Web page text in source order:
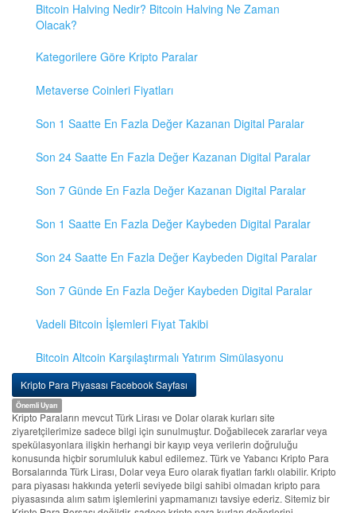
Bitcoin Halving Nedir? Bitcoin Halving Ne Zaman
Olacak?
Kategorilere Göre Kripto Paralar
Metaverse Coinleri Fiyatları
Son 1 Saatte En Fazla Değer Kazanan Digital Paralar
Son 24 Saatte En Fazla Değer Kazanan Digital Paralar
Son 7 Günde En Fazla Değer Kazanan Digital Paralar
Son 1 Saatte En Fazla Değer Kaybeden Digital Paralar
Son 24 Saatte En Fazla Değer Kaybeden Digital Paralar
Son 7 Günde En Fazla Değer Kaybeden Digital Paralar
Vadeli Bitcoin İşlemleri Fiyat Takibi
Bitcoin Altcoin Karşılaştırmalı Yatırım Simülasyonu
Kripto Para Piyasası Facebook Sayfası
Önemli Uyarı
Kripto Paraların mevcut Türk Lirası ve Dolar olarak kurları site
ziyaretçilerimize sadece bilgi için sunulmuştur. Doğabilecek zararlar veya
spekülasyonlara ilişkin herhangi bir kayıp veya verilerin doğruluğu
konusunda hiçbir sorumluluk kabul edilemez. Türk ve Yabancı Kripto Para
Borsalarında Türk Lirası, Dolar veya Euro olarak fiyatları farklı olabilir. Kripto
para piyasası hakkında yeterli seviyede bilgi sahibi olmadan kripto para
piyasasında alım satım işlemlerini yapmamanızı tavsiye ederiz. Sitemiz bir